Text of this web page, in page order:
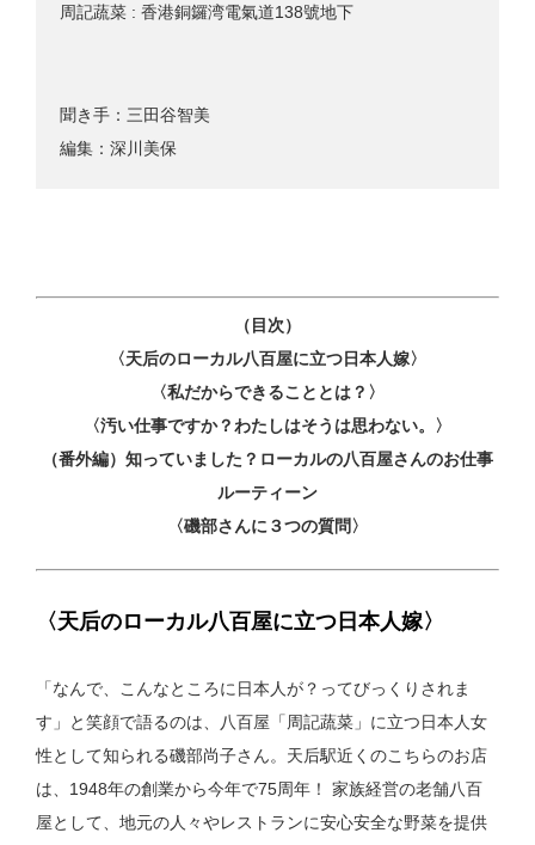
周記蔬菜 : 香港銅鑼湾電氣道138號地下
聞き手：三田谷智美
編集：深川美保
（目次）
〈天后のローカル八百屋に立つ日本人嫁〉
〈私だからできることとは？〉
〈汚い仕事ですか？わたしはそうは思わない。〉
（番外編）知っていました？ローカルの八百屋さんのお仕事
ルーティーン
〈磯部さんに３つの質問〉
〈天后のローカル八百屋に立つ日本人嫁〉
「なんで、こんなところに日本人が？ってびっくりされま
す」と笑顔で語るのは、八百屋「周記蔬菜」に立つ日本人女
性として知られる磯部尚子さん。天后駅近くのこちらのお店
は、1948年の創業から今年で75周年！ 家族経営の老舗八百
屋として、地元の人々やレストランに安心安全な野菜を提供